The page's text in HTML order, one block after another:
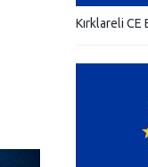
Kırklareli CE